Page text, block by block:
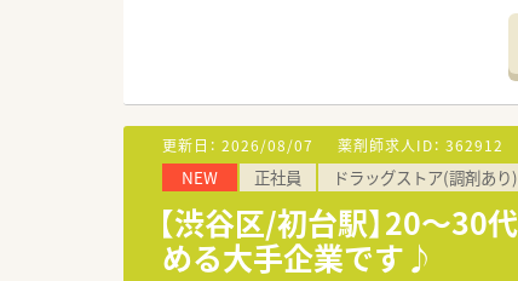
■職種や職域に合わせ、豊
■薬剤師が中心の会社だか
■店舗拡大に伴い、エリアマ
■在宅や教育等の専門性を
■その他にも、管理部門や商
■在宅実施店舗は年々増加し
■育児休暇は3歳まで取得が
■年間休日が120日とワーク
■日用品から常備薬まで、従
更新日： 2026/08/07 薬剤師求人ID： 362912
NEW 正社員 ドラッグストア(調剤あり)
【渋谷区/初台駅】20～30
める大手企業です♪